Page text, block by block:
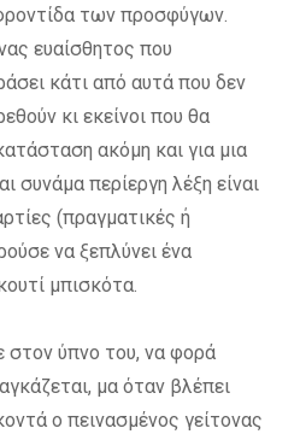
των προσφύγων.
ευαίσθητος που
κάτι από αυτά που δεν
κι εκείνοι που θα
ακόμη και για μια
συνάμα περίεργη λέξη είναι
(πραγματικές ή
να ξεπλύνει ένα
μπισκότα.
στον ύπνο του, να φορά
μα όταν βλέπει
ο πεινασμένος γείτονας